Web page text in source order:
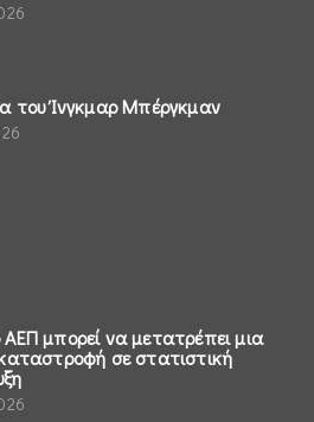
του Ίνγκμαρ Μπέργκμαν
μπορεί να μετατρέπει μια
σε στατιστική